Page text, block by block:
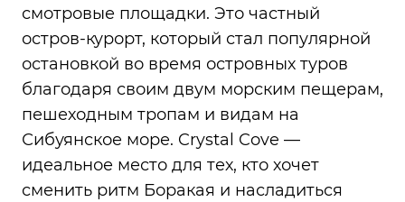
смотровые площадки. Это частный
остров-курорт, который стал популярной
остановкой во время островных туров
благодаря своим двум морским пещерам,
пешеходным тропам и видам на
Сибуянское море. Crystal Cove —
идеальное место для тех, кто хочет
сменить ритм Боракая и насладиться